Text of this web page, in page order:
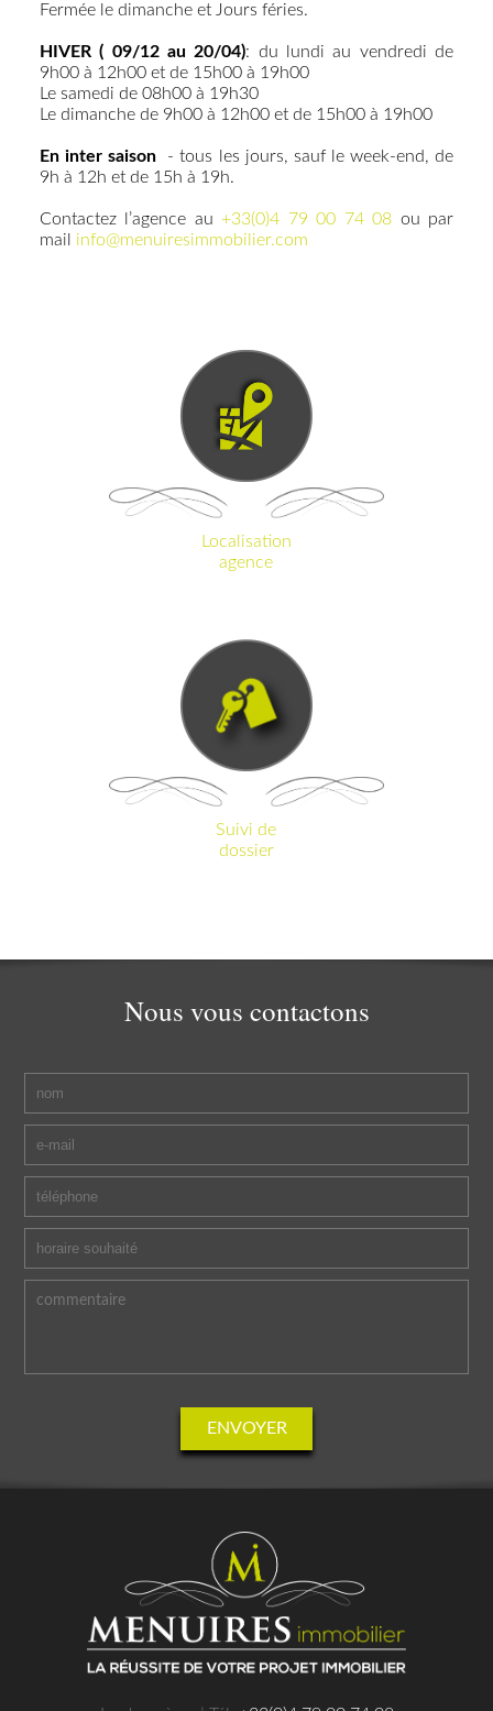
Fermée le dimanche et Jours féries.
HIVER ( 09/12 au 20/04): du lundi au vendredi de
9h00 à 12h00 et de 15h00 à 19h00
Le samedi de 08h00 à 19h30
Le dimanche de 9h00 à 12h00 et de 15h00 à 19h00
En inter saison
- tous les jours, sauf le week-end, de
9h à 12h et de 15h à 19h.
Contactez l’agence au +33(0)4 79 00 74 08 ou par
mail info@menuiresimmobilier.com
CARTE
Localisation
agence
ESPACE
CLIENT
Suivi de
dossier
Nous vous contactons
ENVOYER